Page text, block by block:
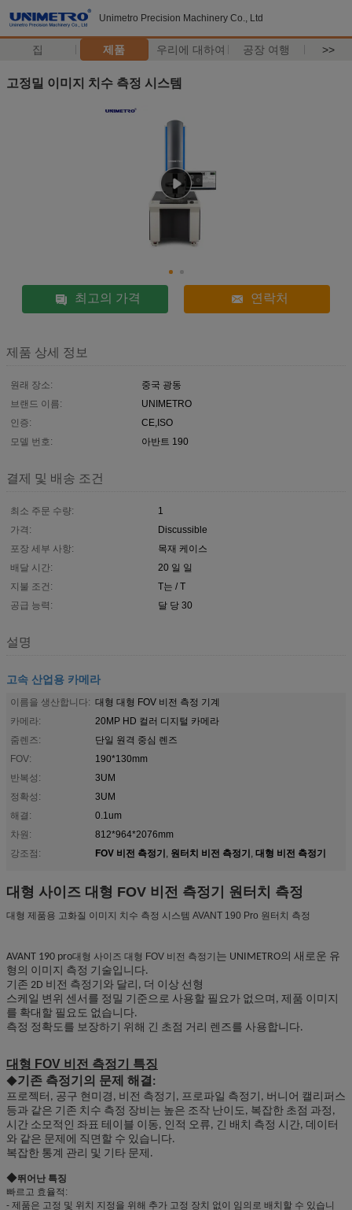
Unimetro Precision Machinery Co., Ltd
집 제품 우리에 대하여 공장 여행 >>
고정밀 이미지 치수 측정 시스템
최고의 가격 연락처
제품 상세 정보
원래 장소:
중국 광동
브랜드 이름:
UNIMETRO
인증:
CE,ISO
모델 번호:
아반트 190
결제 및 배송 조건
최소 주문 수량:
1
가격:
Discussible
포장 세부 사항:
목재 케이스
배달 시간:
20 일 일
지불 조건:
T는 / T
공급 능력:
달 당 30
설명
고속 산업용 카메라
이름을 생산합니다: 대형 대형 FOV 비전 측정 기계
카메라:
20MP HD 컬러 디지털 카메라
줌렌즈:
단일 원격 중심 렌즈
FOV:
190*130mm
반복성:
3UM
정확성:
3UM
해결:
0.1um
차원:
812*964*2076mm
강조점:
FOV 비전 측정기, 원터치 비전 측정기, 대형 비전 측정기
대형 사이즈 대형 FOV 비전 측정기 원터치 측정
대형 제품용 고화질 이미지 치수 측정 시스템 AVANT 190 Pro 원터치 측정
AVANT 190 pro대형 사이즈 대형 FOV 비전 측정기 는 UNIMETRO의 새로운 유
형의 이미지 측정 기술입니다.
기존 2D 비전 측정기와 달리, 더 이상 선형
스케일 변위 센서를 정밀 기준으로 사용할 필요가 없으며, 제품 이미지
를 확대할 필요도 없습니다.
측정 정확도를 보장하기 위해 긴 초점 거리 렌즈를 사용합니다.
대형 FOV 비전 측정기 특징
◆기존 측정기의 문제 해결:
프로젝터, 공구 현미경, 비전 측정기, 프로파일 측정기, 버니어 캘리퍼스
등과 같은 기존 치수 측정 장비는 높은 조작 난이도, 복잡한 초점 과정,
시간 소모적인 좌표 테이블 이동, 인적 오류, 긴 배치 측정 시간, 데이터
와 같은 문제에 직면할 수 있습니다.
복잡한 통계 관리 및 기타 문제.
◆뛰어난 특징
빠르고 효율적:
- 제품은 고정 및 위치 지정을 위해 추가 고정 장치 없이 임의로 배치할 수 있습니